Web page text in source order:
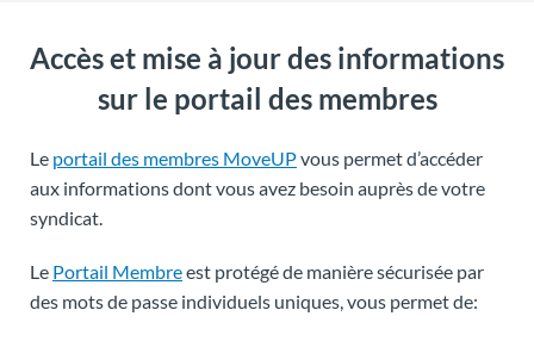
Accès et mise à jour des informations
sur le portail des membres
Le portail des membres MoveUPvous permet d’accéder
aux informations dont vous avez besoin auprès de votre
syndicat.
Le Portail Membreest protégé de manière sécurisée par
des mots de passe individuels uniques, vous permet de: